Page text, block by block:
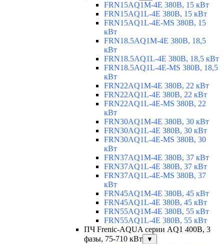
FRN15AQ1M-4E 380В, 15 кВт
FRN15AQ1L-4E 380В, 15 кВт
FRN15AQ1L-4E-MS 380В, 15
кВт
FRN18.5AQ1M-4E 380В, 18,5
кВт
FRN18.5AQ1L-4E 380В, 18,5 кВт
FRN18.5AQ1L-4E-MS 380В, 18,5
кВт
FRN22AQ1M-4E 380В, 22 кВт
FRN22AQ1L-4E 380В, 22 кВт
FRN22AQ1L-4E-MS 380В, 22
кВт
FRN30AQ1M-4E 380В, 30 кВт
FRN30AQ1L-4E 380В, 30 кВт
FRN30AQ1L-4E-MS 380В, 30
кВт
FRN37AQ1M-4E 380В, 37 кВт
FRN37AQ1L-4E 380В, 37 кВт
FRN37AQ1L-4E-MS 380В, 37
кВт
FRN45AQ1M-4E 380В, 45 кВт
FRN45AQ1L-4E 380В, 45 кВт
FRN55AQ1M-4E 380В, 55 кВт
FRN55AQ1L-4E 380В, 55 кВт
ПЧ Frenic-AQUA серии AQ1 400В, 3
фазы, 75-710 кВт
▼